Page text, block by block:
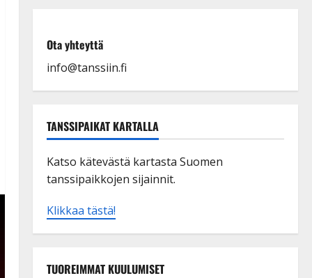
Ota yhteyttä
info@tanssiin.fi
TANSSIPAIKAT KARTALLA
Katso kätevästä kartasta Suomen
tanssipaikkojen sijainnit.
Klikkaa tästä!
TUOREIMMAT KUULUMISET